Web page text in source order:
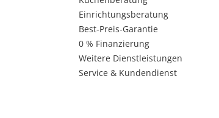
Einrichtungsberatung
Best-Preis-Garantie
0 % Finanzierung
Weitere Dienstleistungen
Service & Kundendienst